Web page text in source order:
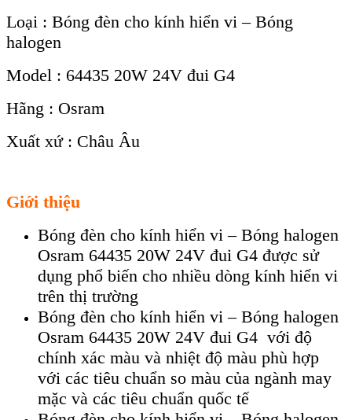
Loại : Bóng đèn cho kính hiển vi – Bóng
halogen
Model : 64435 20W 24V đui G4
Hãng : Osram
Xuất xứ : Châu Âu
Giới thiệu
Bóng đèn cho kính hiển vi – Bóng halogen
Osram 64435 20W 24V đui G4 được sử
dụng phổ biến cho nhiều dòng kính hiển vi
trên thị trường
Bóng đèn cho kính hiển vi – Bóng halogen
Osram 64435 20W 24V đui G4 với độ
chính xác màu và nhiệt độ màu phù hợp
với các tiêu chuẩn so màu của ngành may
mặc và các tiêu chuẩn quốc tế